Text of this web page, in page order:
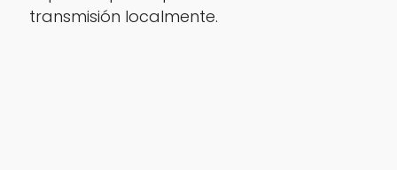
transmisión localmente.